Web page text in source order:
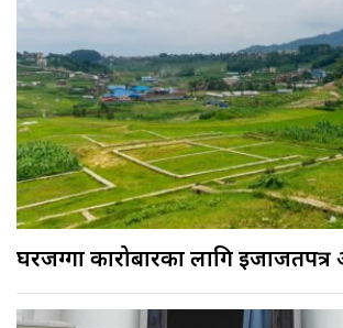
घरजग्गा कारोबारका लागि इजाजतपत्र